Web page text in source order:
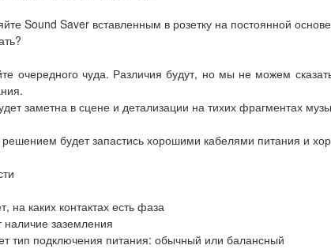
Sound Saver вставленным в розетку на постоянной
очередного чуда. Различия будут, но мы не можем
заметна в сцене и детализации на тихих фрагментах
будет запастись хорошими кабелями питания и
на каких контактах есть фаза
наличие заземления
тип подключения питания: обычный или балансный